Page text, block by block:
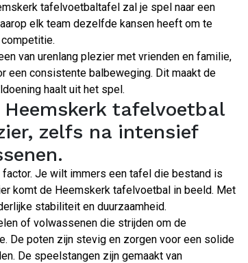
tafelvoetbaltafel zal je spel naar een
elk team dezelfde kansen heeft om te
van urenlang plezier met vrienden en familie,
een consistente balbeweging. Dit maakt de
haalt uit het spel.
tafelvoetbal
zelfs na intensief
Je wilt immers een tafel die bestand is
komt de Heemskerk tafelvoetbal in beeld. Met
stabiliteit en duurzaamheid.
of volwassenen die strijden om de
De poten zijn stevig en zorgen voor een solide
De speelstangen zijn gemaakt van